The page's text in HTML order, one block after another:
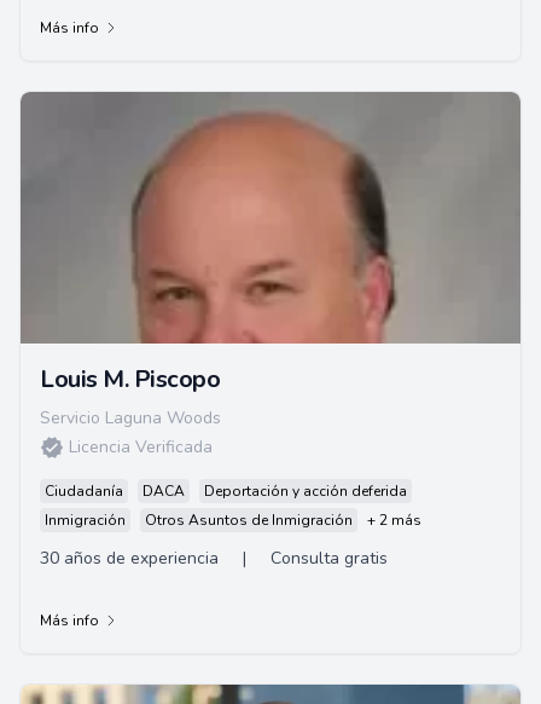
Más info
Louis M. Piscopo
Servicio Laguna Woods
Licencia Verificada
Ciudadanía DACA
Deportación y acción deferida
Inmigración
Otros Asuntos de Inmigración + 2 más
30 años de experiencia | Consulta gratis
Más info